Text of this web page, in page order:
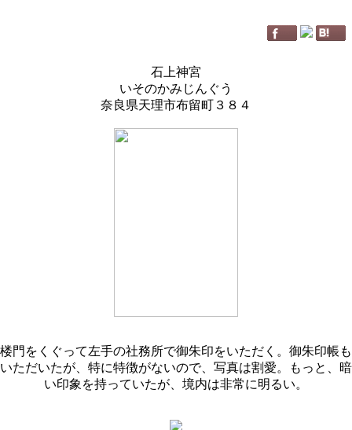
石上神宮
いそのかみじんぐう
奈良県天理市布留町３８４
楼門をくぐって左手の社務所で御朱印をいただく。御朱印帳も
いただいたが、特に特徴がないので、写真は割愛。もっと、暗
い印象を持っていたが、境内は非常に明るい。